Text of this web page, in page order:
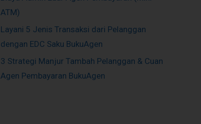
ATM)
Layani 5 Jenis Transaksi dari Pelanggan
dengan EDC Saku BukuAgen
3 Strategi Manjur Tambah Pelanggan & Cuan
Agen Pembayaran BukuAgen